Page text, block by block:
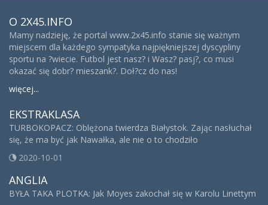
O 2X45.INFO
Mamy nadzieję, że portal www.2x45.info stanie się ważnym
miejscem dla każdego sympatyka najpiękniejszej dyscypliny
sportu na ?wiecie. Futbol jest nasz? i Wasz? pasj?, co musi
okazać się dobr? mieszank?. Doł?cz do nas!
więcej...
EKSTRAKLASA
TURBOKOPACZ: Oblężona twierdza Białystok. Zając nasłuchał
się, że ma być jak Nawałka, ale nie o to chodziło
2020-10-01
ANGLIA
BYŁA TAKA PLOTKA: Jak Moyes zakochał się w Karolu Linettym